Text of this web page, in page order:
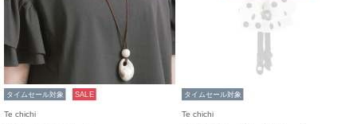
タイムセール対象 SALE
Te chichi
タイムセール対象
Te chichi